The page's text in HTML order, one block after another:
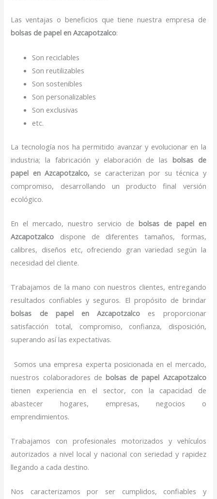
Las ventajas o beneficios que tiene nuestra empresa de
bolsas de papel en Azcapotzalco:
Son reciclables
Son reutilizables
Son sostenibles
Son personalizables
Son exclusivas
etc.
La tecnología nos ha permitido avanzar y evolucionar en la
industria; la fabricación y elaboración de las bolsas de
papel en Azcapotzalco, se caracterizan por su técnica y
compromiso, desarrollando un producto final versión
ecológico.
En el mercado, nuestro servicio de bolsas de papel en
Azcapotzalco dispone de diferentes tamaños, formas,
calibres, diseños etc, ofreciendo gran variedad según la
necesidad del cliente.
Trabajamos de la mano con nuestros clientes, entregando
resultados confiables y seguros. El propósito de brindar
bolsas de papel en Azcapotzalco es proporcionar
satisfacción total, compromiso, confianza, disposición,
superando así las expectativas.
Somos una empresa experta posicionada en el mercado,
nuestros colaboradores de bolsas de papel Azcapotzalco
tienen experiencia en el sector, con la capacidad de
abastecer hogares, empresas, negocios o
emprendimientos.
Trabajamos con profesionales motorizados y vehículos
autorizados a nivel local y nacional con seriedad y rapidez
llegando a cada destino.
Nos caracterizamos por ser cumplidos, confiables y